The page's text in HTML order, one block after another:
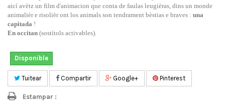
aicí avètz un film d'animacion que conta de faulas leugièras, dins un monde
animalièr e risolièr ont los animals son tendrament bèstias e braves : una
capitada !
En occitan (sostítols activables).
Disponible
Tuitear Compartir Google+ Pinterest
Estampar :